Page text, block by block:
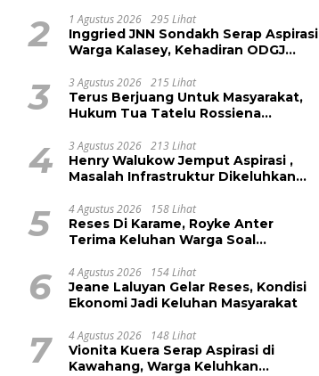
2 1 Agustus 2026 295 Lihat
Inggried JNN Sondakh Serap Aspirasi
Warga Kalasey, Kehadiran ODGJ
3 3 Agustus 2026 215 Lihat
Terus Berjuang Untuk Masyarakat,
Hukum Tua Tatelu Rossiena
Kinerja Anggota DPRD Henry
Walukow
4 3 Agustus 2026 213 Lihat
Henry Walukow Jemput Aspirasi ,
Masalah Infrastruktur Dikeluhkan
5 4 Agustus 2026 158 Lihat
Reses Di Karame, Royke Anter
Terima Keluhan Warga Soal
6 4 Agustus 2026 154 Lihat
Jeane Laluyan Gelar Reses, Kondisi
Ekonomi Jadi Keluhan Masyarakat
7 4 Agustus 2026 148 Lihat
Vionita Kuera Serap Aspirasi di
Kawahang, Warga Keluhkan